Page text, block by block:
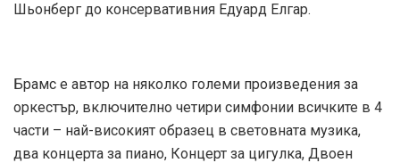
Шьонберг до консервативния Едуард Елгар.
Брамс е автор на няколко големи произведения за
оркестър, включително четири симфонии всичките в 4
части – най-високият образец в световната музика,
два концерта за пиано, Концерт за цигулка, Двоен